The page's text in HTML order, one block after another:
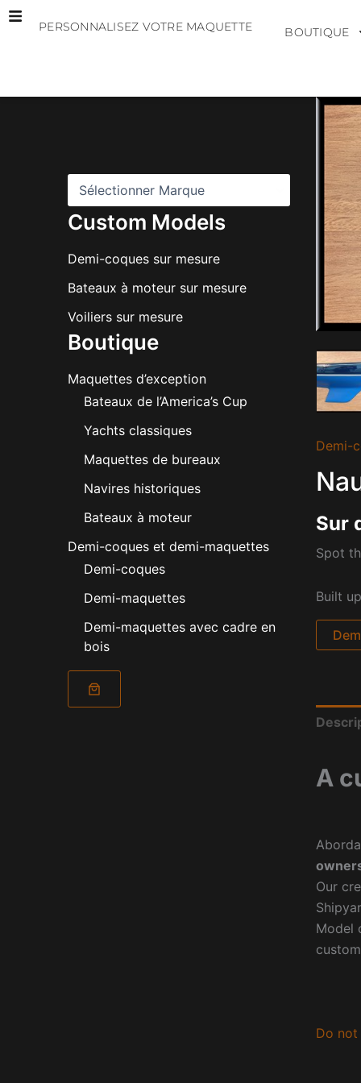
Aller
PERSONNALISEZ VOTRE MAQUETTE BOUTIQUE
Custom Models
Demi-coques sur mesure
Bateaux à moteur sur mesure
Voiliers sur mesure
Boutique
Maquettes d’exception
Bateaux de l’America’s Cup
Yachts classiques
Maquettes de bureaux
Navires historiques
Bateaux à moteur
Demi-coques et demi-maquettes
Demi-coques
Demi-maquettes
Demi-maquettes avec cadre en
bois
Demi-
Sur
Spot
Built
A
Our
Model
Do